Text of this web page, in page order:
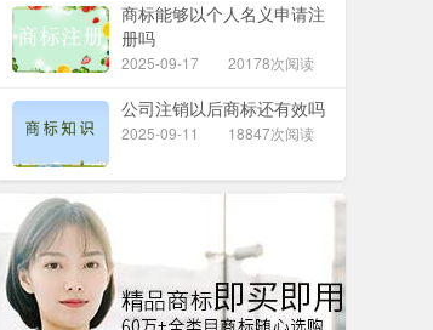
商标能够以个人名义申请注
册吗
2025-09-17 20178次阅读
公司注销以后商标还有效吗
2025-09-11 18847次阅读